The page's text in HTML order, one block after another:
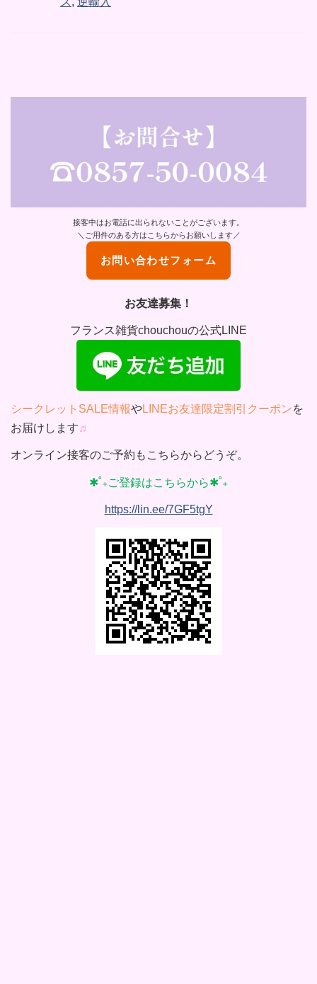
接客中はお電話に出られないことがございます。
＼ご用件のある方はこちらからお願いします／
お問い合わせフォーム
お友達募集！
フランス雑貨chouchouの公式LINE
シークレットSALE情報やLINEお友達限定割引クーポンを
お届けします♬
オンライン接客のご予約もこちらからどうぞ。
✱˚₊ご登録はこちらから✱˚₊
https://lin.ee/7GF5tgY